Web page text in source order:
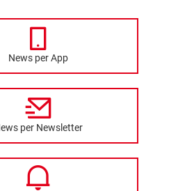
News per App
per Newsletter